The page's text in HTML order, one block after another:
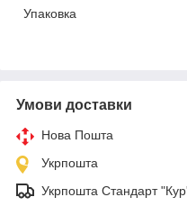
Упаковка
Умови доставки
Нова Пошта
Укрпошта
Укрпошта Стандарт